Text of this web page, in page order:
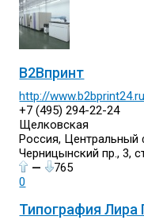
В2Впринт
http://
+7 (495) 294-22-24
Щелковская
Россия, Центральный
Черницынский пр., 3,
—
765
0
Типография Лира